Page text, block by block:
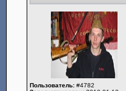
Пользователь: #4782